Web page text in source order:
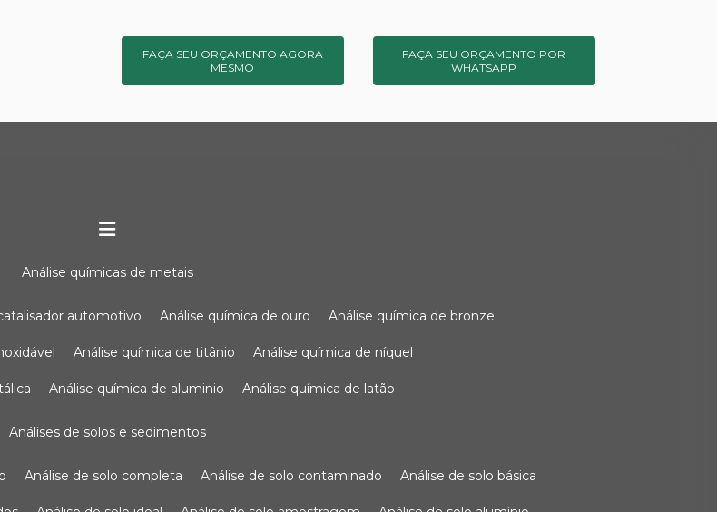
FAÇA SEU ORÇAMENTO AGORA
MESMO
FAÇA SEU ORÇAMENTO POR
WHATSAPP
análise químicas de metais
automotivo análise química de ouro análise química de bronze
análise química de titânio análise química de níquel
análise química de aluminio análise química de latão
análises de solos e sedimentos
análise de solo completa análise de solo contaminado análise de solo básica